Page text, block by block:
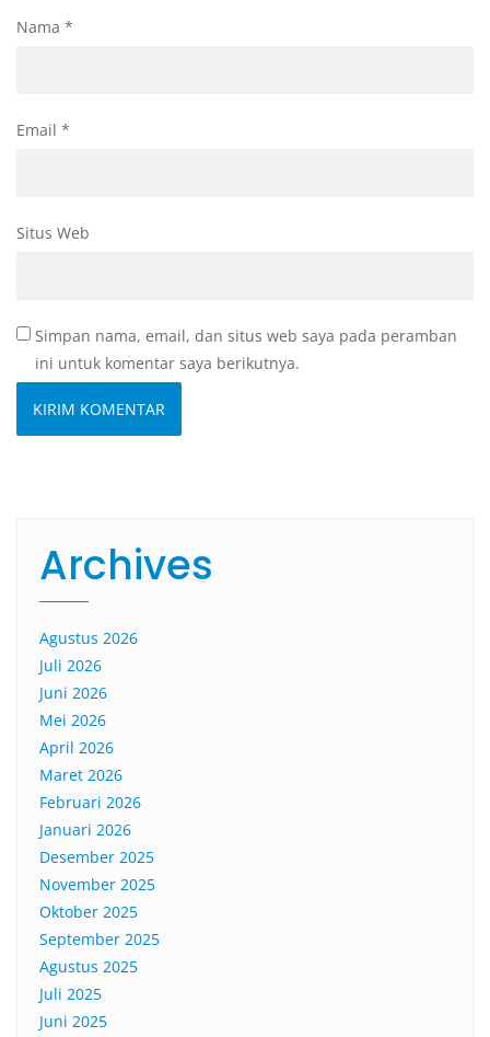
Nama *
Email *
Situs Web
Simpan nama, email, dan situs web saya pada peramban
ini untuk komentar saya berikutnya.
Archives
Agustus 2026
Juli 2026
Juni 2026
Mei 2026
April 2026
Maret 2026
Februari 2026
Januari 2026
Desember 2025
November 2025
Oktober 2025
September 2025
Agustus 2025
Juli 2025
Juni 2025